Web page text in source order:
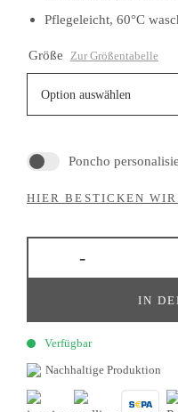
Pflegeleicht, 60°C
Größe Zur Größentabelle
Poncho
HIER BESTICKEN
IN
Verfügbar
Nachhaltige Produktion